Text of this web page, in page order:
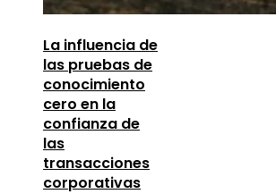
La influencia de
las pruebas de
conocimiento
cero en la
confianza de
las
transacciones
corporativas